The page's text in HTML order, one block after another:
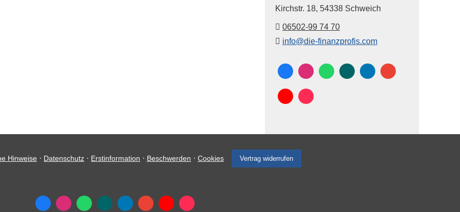
Kirchstr. 18, 54338 Schweich
06502-99 74 70
info@die-finanzprofis.com
Hinweise · Datenschutz · Erstinformation · Beschwerden · Cookies Vertrag widerrufen